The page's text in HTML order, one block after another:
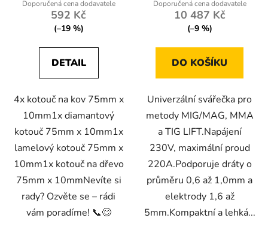
592 Kč
(–19 %)
DETAIL
4x kotouč na kov 75mm x
10mm1x diamantový
kotouč 75mm x 10mm1x
lamelový kotouč 75mm x
10mm1x kotouč na dřevo
75mm x 10mmNevíte si
rady? Ozvěte se – rádi
vám poradíme! 📞😊
10 487 Kč
(–9 %)
DO KOŠÍKU
Univerzální svářečka pro
metody MIG/MAG, MMA
a TIG LIFT.Napájení
230V, maximální proud
220A.Podporuje dráty o
průměru 0,6 až 1,0mm a
elektrody 1,6 až
5mm.Kompaktní a lehká...